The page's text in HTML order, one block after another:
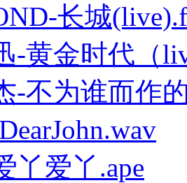
长城
-黄金时代（
-不为谁而作
丫爱丫.ape